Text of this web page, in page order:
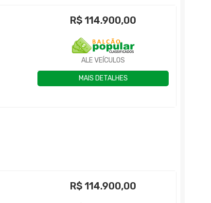
R$114.900,00
ALE VEÍCULOS
MAIS DETALHES
R$114.900,00